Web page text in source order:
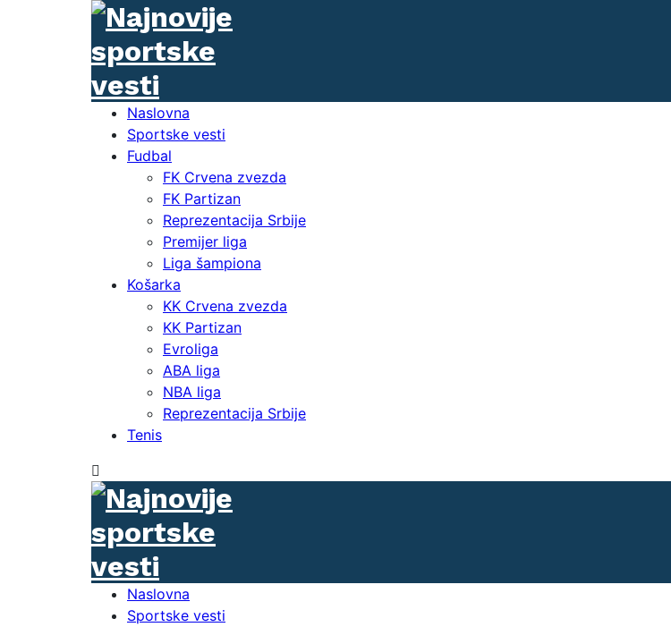
Naslovna
Sportske vesti
Fudbal
FK Crvena zvezda
FK Partizan
Reprezentacija Srbije
Premijer liga
Liga šampiona
Košarka
KK Crvena zvezda
KK Partizan
Evroliga
ABA liga
NBA liga
Reprezentacija Srbije
Tenis
Naslovna
Sportske vesti